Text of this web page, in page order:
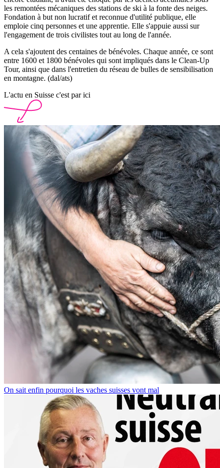
les remontées mécaniques des stations de ski à la fonte des neiges.
Fondation à but non lucratif et reconnue d'utilité publique, elle
emploie cinq personnes et une apprentie. Elle s'appuie aussi sur
l'engagement de trois civilistes tout au long de l'année.
A cela s'ajoutent des centaines de bénévoles. Chaque année, ce sont
entre 1600 et 1800 bénévoles qui sont impliqués dans le Clean-Up
Tour, ainsi que dans l'entretien du réseau de bulles de sensibilisation
en montagne. (dal/ats)
L'actu en Suisse c'est par ici
On sait enfin pourquoi les vaches suisses vont mal